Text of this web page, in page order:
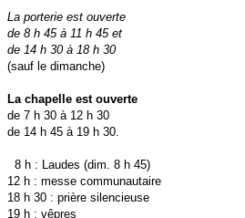
La porterie est ouverte
de 8 h 45 à 11 h 45 et
de 14 h 30 à 18 h 30
(sauf le dimanche)
La chapelle est ouverte
de 7 h 30 à 12 h 30
de 14 h 45 à 19 h 30.
8 h : Laudes (dim. 8 h 45)
12 h : messe communautaire
18 h 30 : prière silencieuse
19 h : vêpres